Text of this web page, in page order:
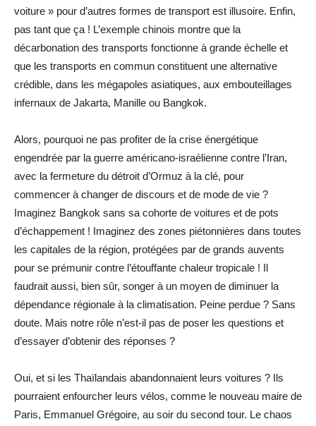
voiture » pour d’autres formes de transport est illusoire. Enfin,
pas tant que ça ! L’exemple chinois montre que la
décarbonation des transports fonctionne à grande échelle et
que les transports en commun constituent une alternative
crédible, dans les mégapoles asiatiques, aux embouteillages
infernaux de Jakarta, Manille ou Bangkok.
Alors, pourquoi ne pas profiter de la crise énergétique
engendrée par la guerre américano-israélienne contre l’Iran,
avec la fermeture du détroit d’Ormuz à la clé, pour
commencer à changer de discours et de mode de vie ?
Imaginez Bangkok sans sa cohorte de voitures et de pots
d’échappement ! Imaginez des zones piétonnières dans toutes
les capitales de la région, protégées par de grands auvents
pour se prémunir contre l’étouffante chaleur tropicale ! Il
faudrait aussi, bien sûr, songer à un moyen de diminuer la
dépendance régionale à la climatisation. Peine perdue ? Sans
doute. Mais notre rôle n’est-il pas de poser les questions et
d’essayer d’obtenir des réponses ?
Oui, et si les Thaïlandais abandonnaient leurs voitures ? Ils
pourraient enfourcher leurs vélos, comme le nouveau maire de
Paris, Emmanuel Grégoire, au soir du second tour. Le chaos